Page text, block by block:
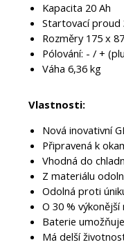
Kapacita 20 Ah
Startovací proud
Rozměry 175 x
Pólování: - / +
Váha 6,36 kg
Vlastnosti:
Nová inovativní
Připravená k
Vhodná do
Z materiálu
Odolná proti
O 30 %
Baterie
Má delší